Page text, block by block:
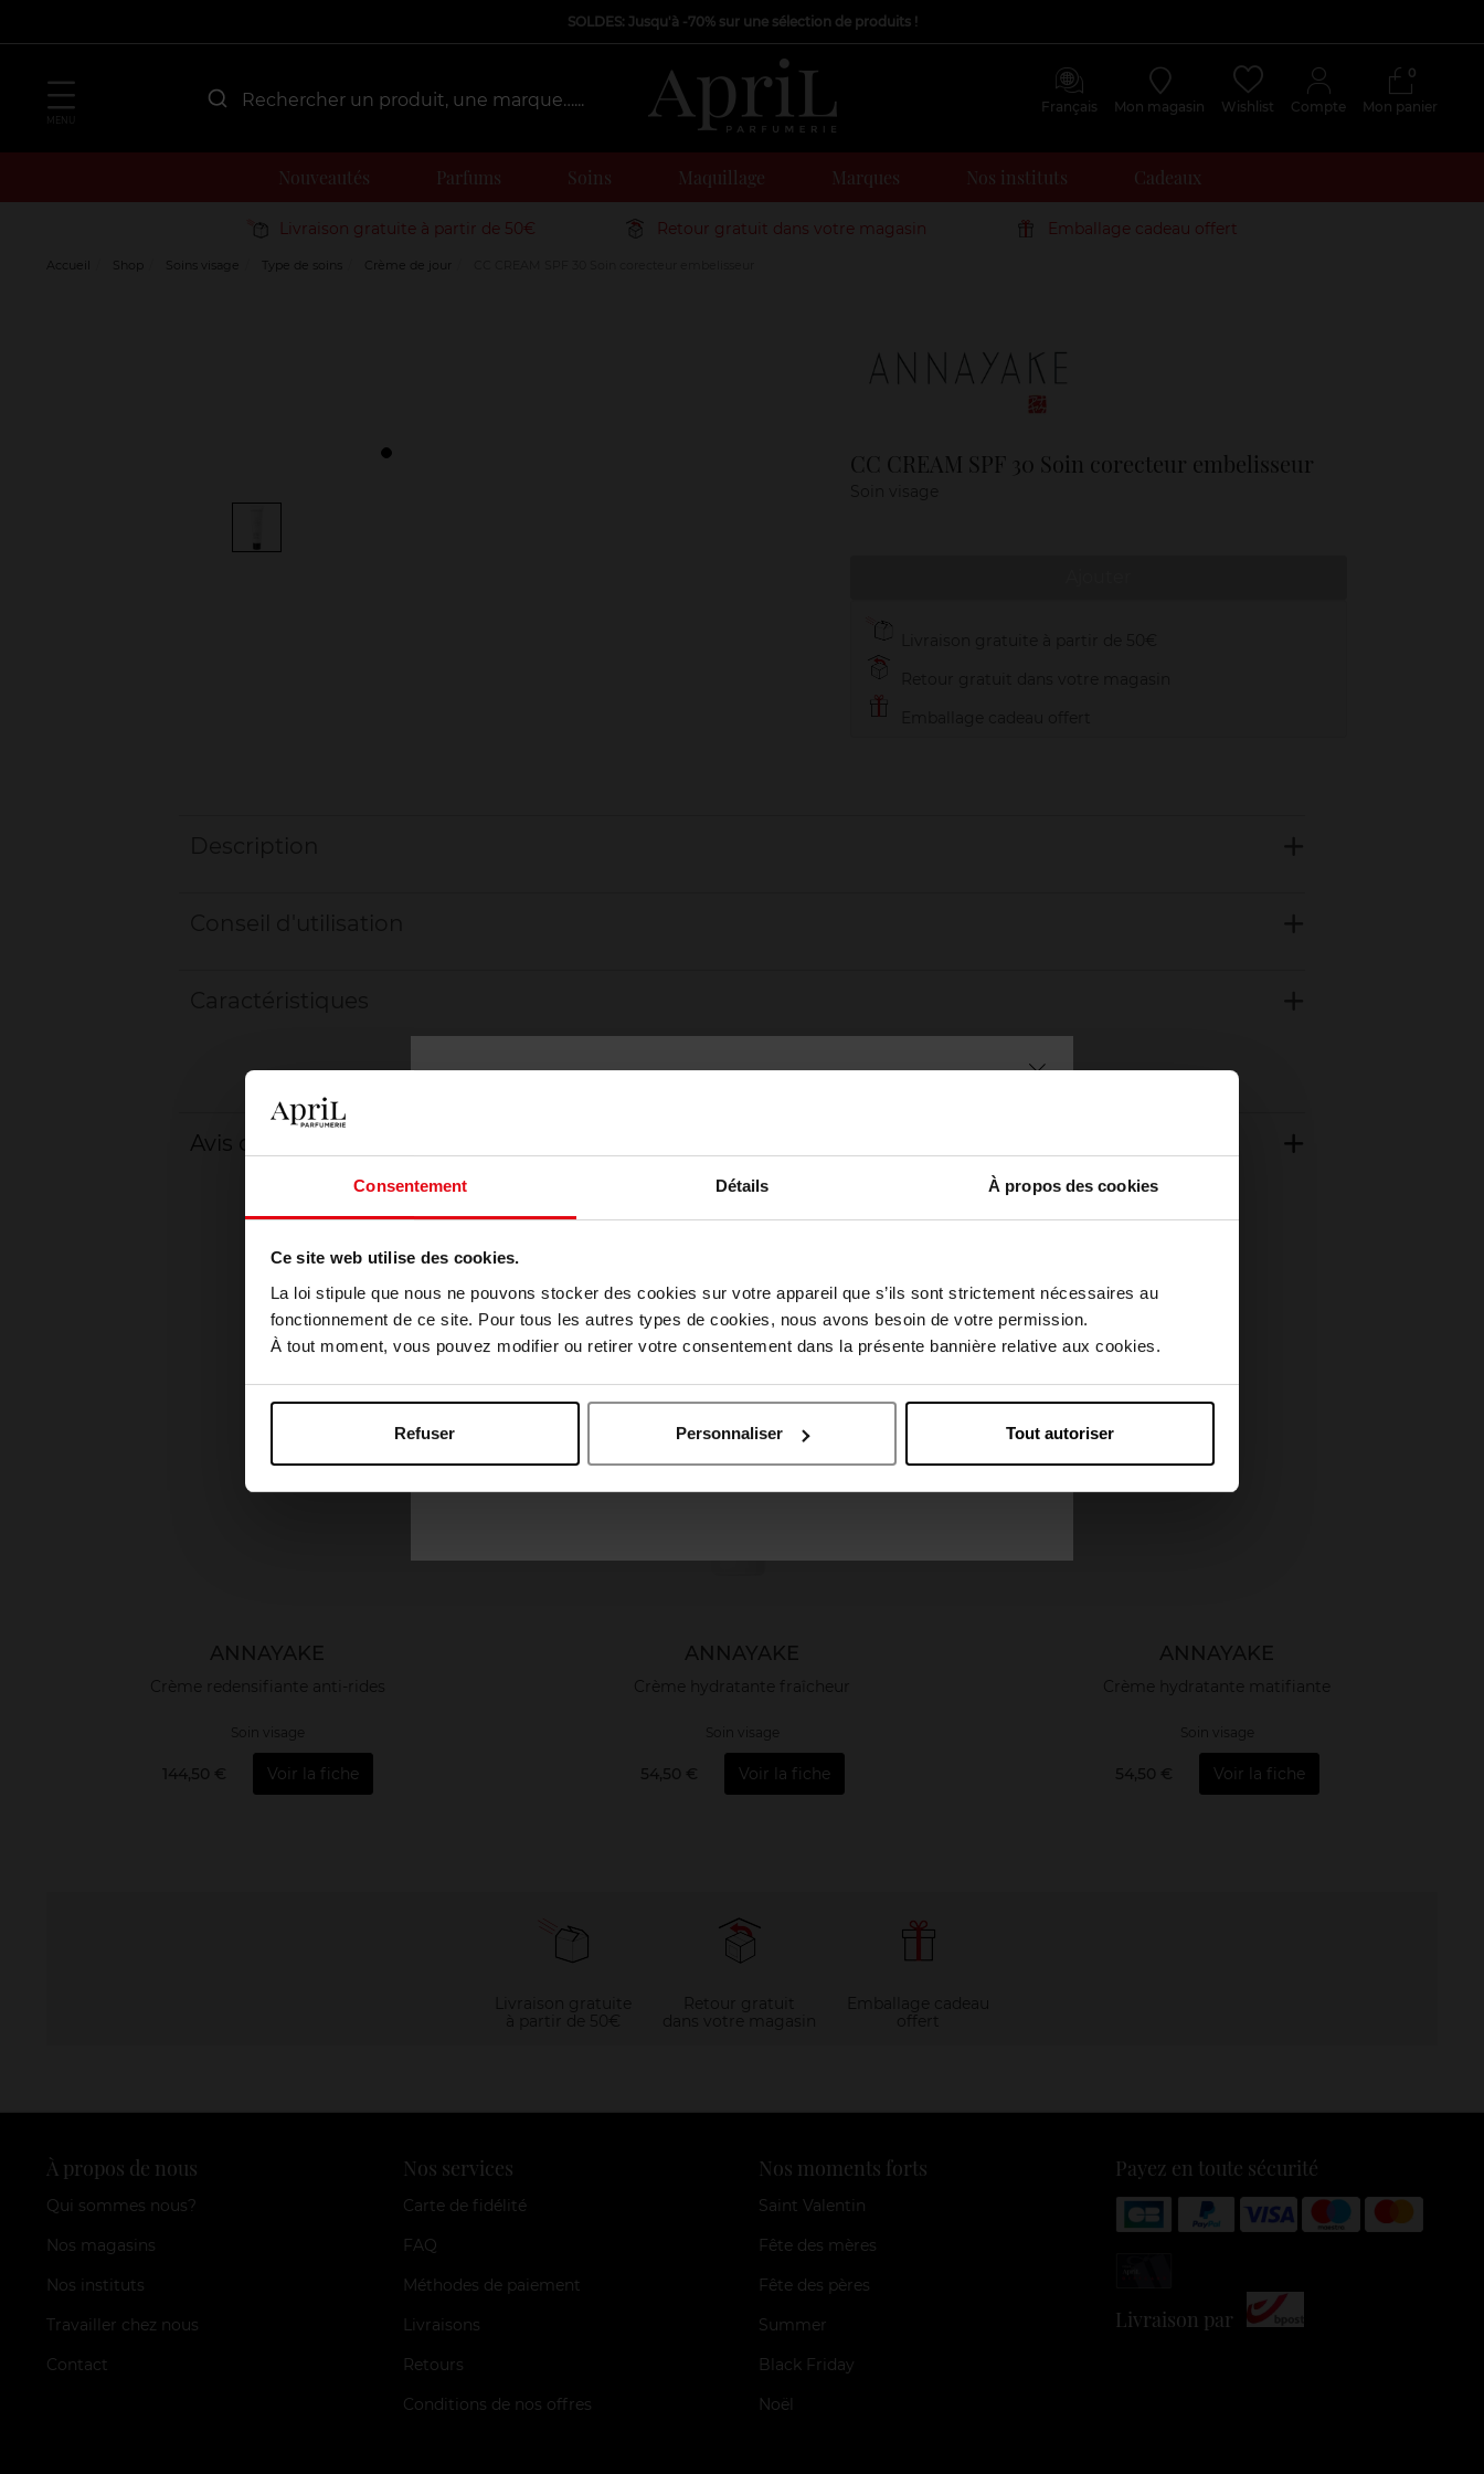
Consentement Détails À propos des cookies
Ce site web utilise des cookies.
La loi stipule que nous ne pouvons stocker des cookies sur votre appareil que s’ils sont strictement nécessaires au
fonctionnement de ce site. Pour tous les autres types de cookies, nous avons besoin de votre permission.
À tout moment, vous pouvez modifier ou retirer votre consentement dans la présente bannière relative aux cookies.
Refuser Personnaliser Tout autoriser
SOLDES: Jusqu'à -70% sur une sélection de produits !
Français Mon magasin Wishlist Compte Mon panier
0
Nouveautés Parfums Soins Maquillage Marques Nos instituts Cadeaux
Livraison gratuite à partir de 50€ Retour gratuit dans votre magasin Emballage cadeau offert
Accueil Shop Soins visage Type de soins Crème de jour
CC CREAM SPF 30 Soin corecteur embelisseur
Avis client
ANNAYAKE
Crème redensifiante anti-rides
Soin visage
144,50 € Voir la fiche
ANNAYAKE
Crème hydratante fraîcheur
Soin visage
54,50 € Voir la fiche
ANNAYAKE
Crème hydratante matifiante
Soin visage
54,50 € Voir la fiche
À propos de nous
Qui sommes nous?
Nos magasins
Nos instituts
Travailler chez nous
Contact
Nos services
Carte de fidélité
FAQ
Méthodes de paiement
Livraisons
Retours
Conditions de nos offres
Nos moments forts
Saint Valentin
Fête des mères
Fête des pères
Summer
Black Friday
Noël
Payez en toute sécurité
Livraison par
Choisissez votre pays